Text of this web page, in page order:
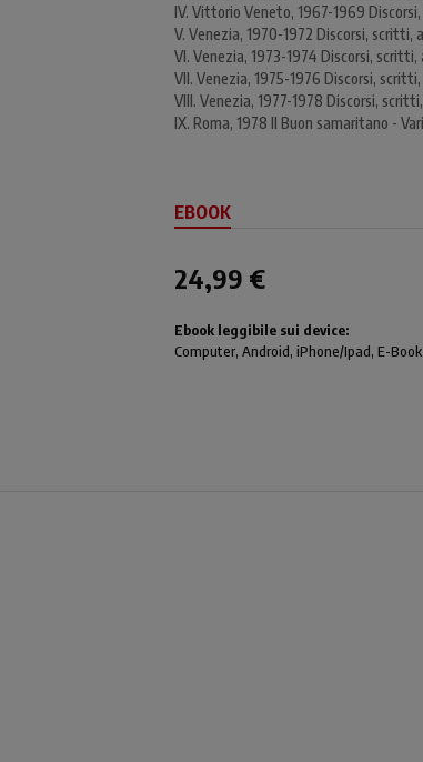
IV. Vittorio Veneto, 1967-1969
V. Venezia, 1970-1972 Discorsi, scritti,
VI. Venezia, 1973-1974 Discorsi, scritti,
VII. Venezia, 1975-1976 Discorsi,
VIII. Venezia, 1977-1978 Discorsi,
IX. Roma, 1978 Il Buon samaritano -
EBOOK
24,99 €
Ebook leggibile sui device:
Computer, Android, iPhone/Ipad, E-